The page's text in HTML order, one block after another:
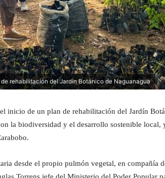
rehabilitación del Jardín Botánico de Naguanagua
inicio de un plan de rehabilitación del Jardín
la biodiversidad y el desarrollo sostenible local,
desde el propio pulmón vegetal, en compañía
Torrens jefe del Ministerio del Poder Popular